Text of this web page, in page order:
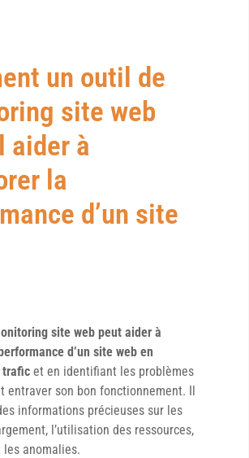
un outil de
site web
aider à
la
d’un site
site web peut aider à
d’un site web en
trafic et en identifiant les problèmes
entraver son bon fonctionnement. Il
informations précieuses sur les
l’utilisation des ressources,
anomalies.